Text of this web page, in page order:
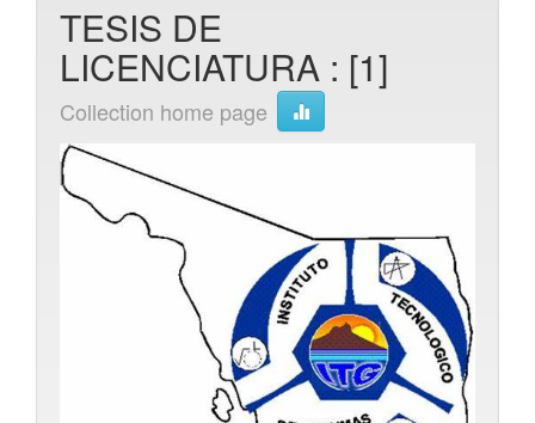
TESIS DE
LICENCIATURA : [1]
Collection home page